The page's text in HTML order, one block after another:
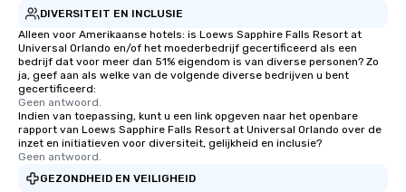
DIVERSITEIT EN INCLUSIE
Alleen voor Amerikaanse hotels: is Loews Sapphire Falls Resort at
Universal Orlando en/of het moederbedrijf gecertificeerd als een
bedrijf dat voor meer dan 51% eigendom is van diverse personen? Zo
ja, geef aan als welke van de volgende diverse bedrijven u bent
gecertificeerd:
Geen antwoord.
Indien van toepassing, kunt u een link opgeven naar het openbare
rapport van Loews Sapphire Falls Resort at Universal Orlando over de
inzet en initiatieven voor diversiteit, gelijkheid en inclusie?
Geen antwoord.
GEZONDHEID EN VEILIGHEID